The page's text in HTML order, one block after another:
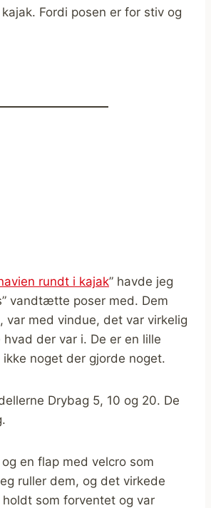
Fordi posen er for stiv og
rundt i kajak” havde jeg
vandtætte poser med. Dem
var med vindue, det var virkelig
der var i. De er en lille
noget der gjorde noget.
Drybag 5, 10 og 20. De
en flap med velcro som
ruller dem, og det virkede
som forventet og var